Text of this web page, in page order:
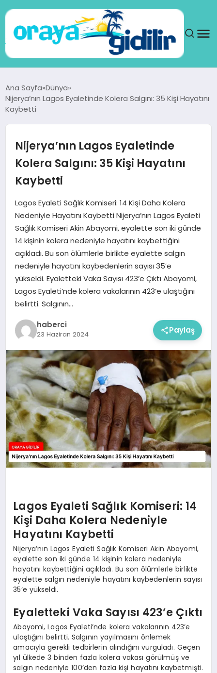
SAĞLIK
SEYAHAT
TEKNOLOJI
YAŞAM
Ana Sayfa Dünya
Nijerya’nın Lagos Eyaletinde Kolera Salgını: 35 Kişi Hayatını
Kaybetti
Nijerya’nın Lagos Eyaletinde
Kolera Salgını: 35 Kişi Hayatını
Kaybetti
Lagos Eyaleti Sağlık Komiseri: 14 Kişi Daha Kolera
Nedeniyle Hayatını Kaybetti Nijerya’nın Lagos Eyaleti
Sağlık Komiseri Akin Abayomi, eyalette son iki günde
14 kişinin kolera nedeniyle hayatını kaybettiğini
açıkladı. Bu son ölümlerle birlikte eyalette salgın
nedeniyle hayatını kaybedenlerin sayısı 35’e
yükseldi. Eyaletteki Vaka Sayısı 423’e Çıktı Abayomi,
Lagos Eyaleti’nde kolera vakalarının 423’e ulaştığını
belirtti. Salgının…
haberci
23 Haziran 2024 Paylaş
Lagos Eyaleti Sağlık Komiseri: 14
Kişi Daha Kolera Nedeniyle
Hayatını Kaybetti
Nijerya’nın Lagos Eyaleti Sağlık Komiseri Akin Abayomi,
eyalette son iki günde 14 kişinin kolera nedeniyle
hayatını kaybettiğini açıkladı. Bu son ölümlerle birlikte
eyalette salgın nedeniyle hayatını kaybedenlerin sayısı
35’e yükseldi.
Eyaletteki Vaka Sayısı 423’e Çıktı
Abayomi, Lagos Eyaleti’nde kolera vakalarının 423’e
ulaştığını belirtti. Salgının yayılmasını önlemek
amacıyla gerekli tedbirlerin alındığını vurguladı. Geçen
yıl ülkede 3 binden fazla kolera vakası görülmüş ve
salgın nedeniyle 100’den fazla kişi hayatını kaybetmişti.